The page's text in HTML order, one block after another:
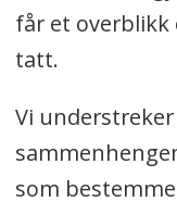
får et overblikk
tatt.
Vi
som